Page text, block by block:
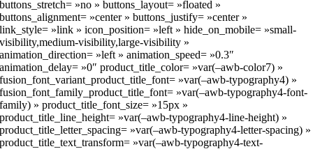
buttons_stretch= »no » buttons_layout= »floated »
buttons_alignment= »center » buttons_justify= »center »
link_style= »link » icon_position= »left » hide_on_mobile= »small-
visibility,medium-visibility,large-visibility »
animation_direction= »left » animation_speed= »0.3″
animation_delay= »0″ product_title_color= »var(–awb-color7) »
fusion_font_variant_product_title_font= »var(–awb-typography4) »
fusion_font_family_product_title_font= »var(–awb-typography4-font-
family) » product_title_font_size= »15px »
product_title_line_height= »var(–awb-typography4-line-height) »
product_title_letter_spacing= »var(–awb-typography4-letter-spacing) »
product_title_text_transform= »var(–awb-typography4-text-